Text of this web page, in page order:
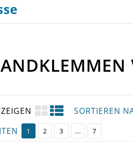
SORTIEREN
1 2 3 ... 7